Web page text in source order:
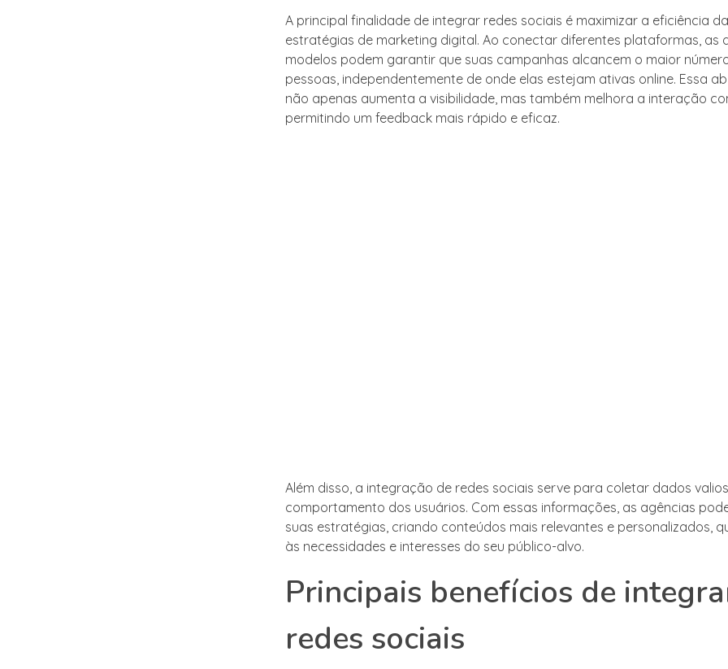
A principal finalidade de integrar redes sociais é maximizar a eficiência
estratégias de marketing digital. Ao conectar diferentes plataformas, as
modelos podem garantir que suas campanhas alcancem o maior
pessoas, independentemente de onde elas estejam ativas online. Essa
não apenas aumenta a visibilidade, mas também melhora a interação
permitindo um feedback mais rápido e eficaz.
Além disso, a integração de redes sociais serve para coletar dados
comportamento dos usuários. Com essas informações, as agências
suas estratégias, criando conteúdos mais relevantes e personalizados,
às necessidades e interesses do seu público-alvo.
Principais benefícios de
redes sociais